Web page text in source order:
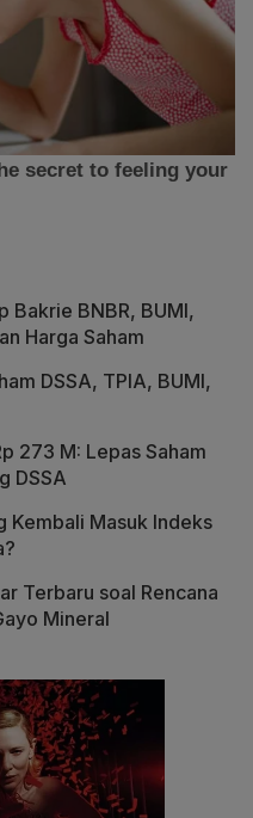
Bakrie BNBR, BUMI,
Harga Saham
DSSA, TPIA, BUMI,
273 M: Lepas Saham
DSSA
Kembali Masuk Indeks
Terbaru soal Rencana
Mineral